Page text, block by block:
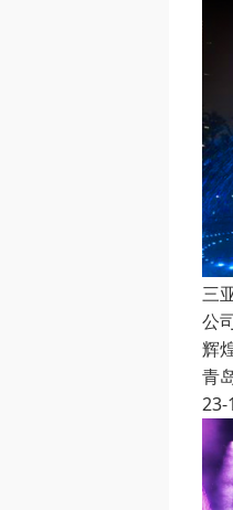
三
公
辉
青
23-